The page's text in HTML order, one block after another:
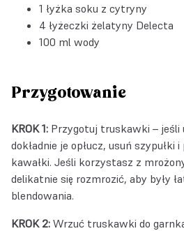
1 łyżka soku z cytryny
4 łyżeczki żelatyny Delecta
100 ml wody
Przygotowanie
KROK 1: Przygotuj truskawki – jeśli
dokładnie je opłucz, usuń szypułki
kawałki. Jeśli korzystasz z
delikatnie się rozmrozić, aby były
blendowania.
KROK 2: Wrzuć truskawki do